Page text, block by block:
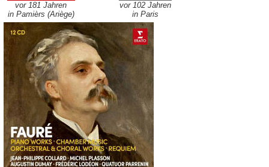
vor 181 Jahren
in Pamièrs (Ariège)
vor 102 Jahren
in Paris